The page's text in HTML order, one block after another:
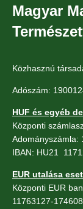
Magyar
Közhasznú
Adószám:
HUF és egyéb
Központi
Adományszámla:
IBAN: HU21
EUR utalása
Központi EUR
11763127-